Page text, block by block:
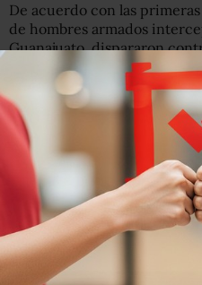
De acuerdo con las
de hombres armados
Guanajuato, dispararon
subieron a las otras cuatro a
huyeron del lugar.